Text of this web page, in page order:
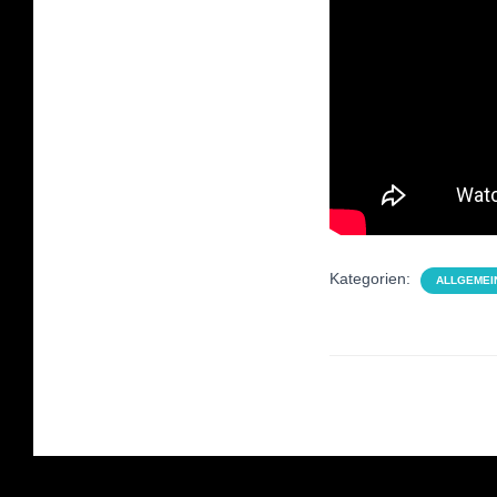
Kategorien: